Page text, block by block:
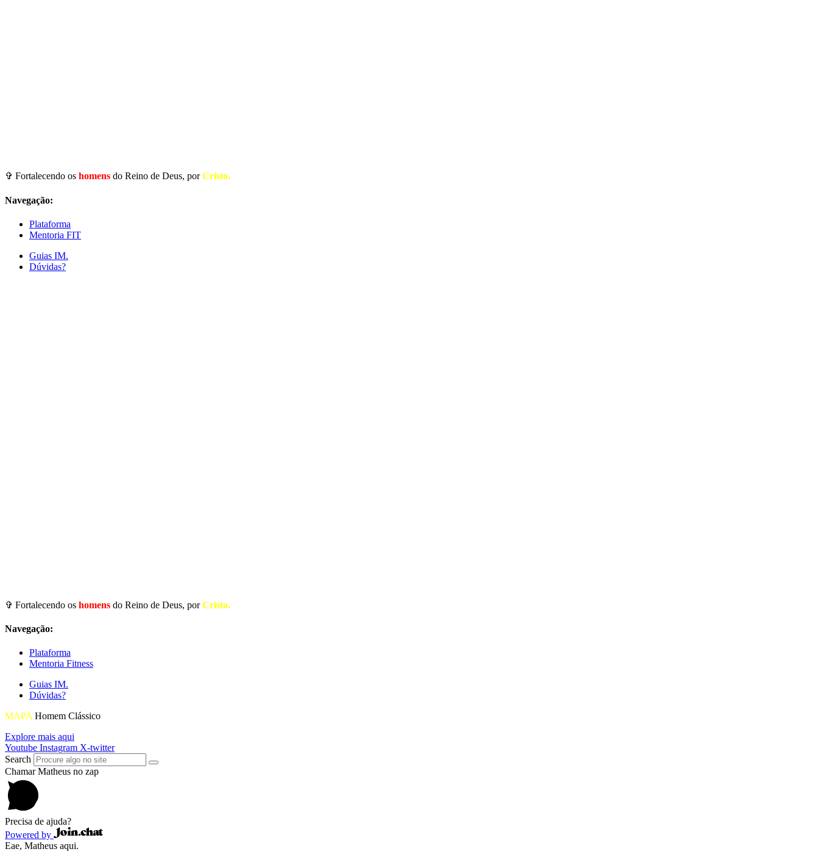
✞ Fortalecendo os homens do Reino de Deus, porCristo.
Navegação:
Plataforma
Mentoria FIT
Guias IM.
Dúvidas?
✞ Fortalecendo os homens do Reino de Deus, porCristo.
Navegação:
Plataforma
Mentoria Fitness
Guias IM.
Dúvidas?
MAPA Homem Clássico
Explore mais aqui
Youtube Instagram X-twitter
Search
Chamar Matheus no zap
Precisa de ajuda?
Powered by
Eae, Matheus aqui.